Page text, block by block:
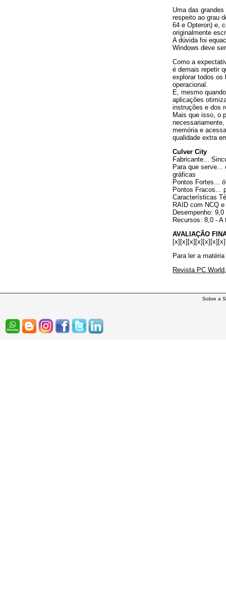
Uma das
respeito ao grau
64 e Opteron) e,
originalmente
A dúvida foi
Windows deve
Como a
é demais repetir
explorar todos os
operacional.
E, mesmo
aplicações
instruções e dos
Mais que isso, o
memória e
qualidade extra
Culver City
Fabricante...
Para que serve...
gráficas
Pontos Fortes...
Pontos Fracos...
Características
RAID com NCQ
Desempenho:
Recursos: 8,0 -
AVALIAÇÃO
Para ler a
Revista PC
Sobre a